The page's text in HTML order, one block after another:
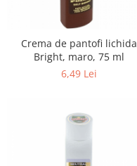
Balsam de par
Ceara de par si gel
Accesorii par
Cosmetice profesionale
Sampon de par
Vopsea de par si oxidant
Crema de pantofi lichida
Bright, maro, 75 ml
6,49 Lei